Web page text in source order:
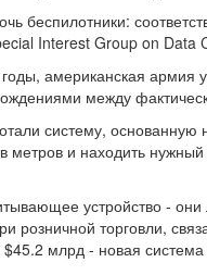
беспилотники:
Interest Group on Data
американская
между
систему,
метров и находить
устройство -
розничной торговли,
$45.2 млрд - новая